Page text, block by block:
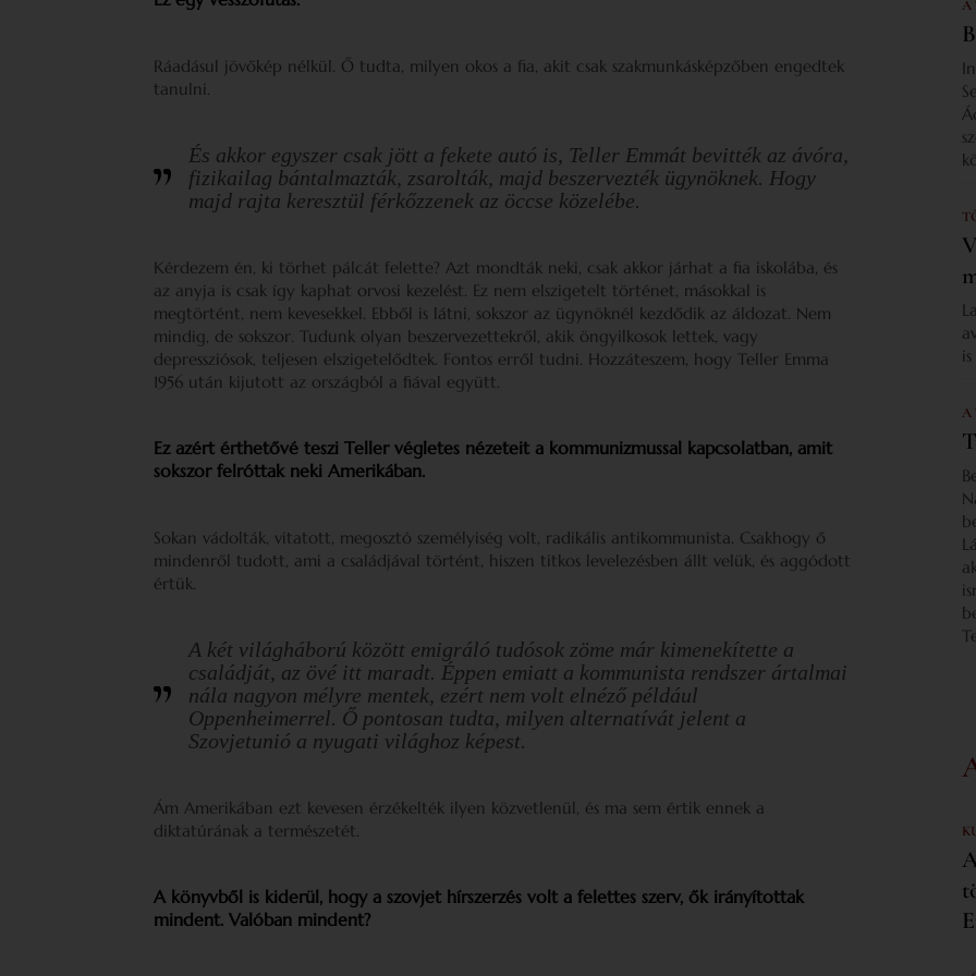
Ráadásul jövőkép nélkül. Ő tudta, milyen okos a fia, akit csak szakmunkásképzőben engedtek
tanulni.
És akkor egyszer csak jött a fekete autó is, Teller Emmát bevitték az ávóra,
fizikailag bántalmazták, zsarolták, majd beszervezték ügynöknek. Hogy
majd rajta keresztül férkőzzenek az öccse közelébe.
Kérdezem én, ki törhet pálcát felette? Azt mondták neki, csak akkor járhat a fia iskolába, és
az anyja is csak így kaphat orvosi kezelést. Ez nem elszigetelt történet, másokkal is
megtörtént, nem kevesekkel. Ebből is látni, sokszor az ügynöknél kezdődik az áldozat. Nem
mindig, de sokszor. Tudunk olyan beszervezettekről, akik öngyilkosok lettek, vagy
depressziósok, teljesen elszigetelődtek. Fontos erről tudni. Hozzáteszem, hogy Teller Emma
1956 után kijutott az országból a fiával együtt.
Ez azért érthetővé teszi Teller végletes nézeteit a kommunizmussal kapcsolatban, amit
sokszor felróttak neki Amerikában.
Sokan vádolták, vitatott, megosztó személyiség volt, radikális antikommunista. Csakhogy ő
mindenről tudott, ami a családjával történt, hiszen titkos levelezésben állt velük, és aggódott
értük.
A két világháború között emigráló tudósok zöme már kimenekítette a
családját, az övé itt maradt. Éppen emiatt a kommunista rendszer ártalmai
nála nagyon mélyre mentek, ezért nem volt elnéző például
Oppenheimerrel. Ő pontosan tudta, milyen alternatívát jelent a
Szovjetunió a nyugati világhoz képest.
Ám Amerikában ezt kevesen érzékelték ilyen közvetlenül, és ma sem értik ennek a
diktatúrának a természetét.
A könyvből is kiderül, hogy a szovjet hírszerzés volt a felettes szerv, ők irányítottak
mindent. Valóban mindent?
A
A